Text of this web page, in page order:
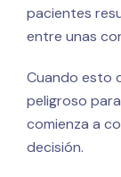
pacientes
entre unas
Cuando esto
peligroso
comienza a
decisión.